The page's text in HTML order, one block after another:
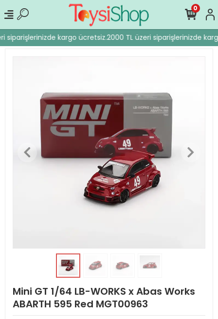
siparişlerinizde kargo ücretsiz.2000 TL üzeri siparişlerinizde
0
Mini GT 1/64 LB-WORKS x Abas Works
ABARTH 595 Red MGT00963